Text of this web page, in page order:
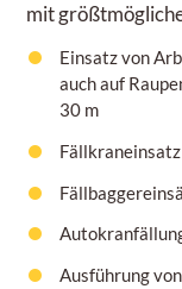
mit
Einsatz von
auch auf
30 m
Ausführung